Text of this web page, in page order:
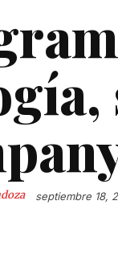
septiembre 18,